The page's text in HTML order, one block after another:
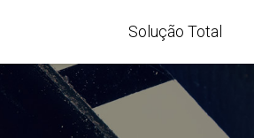
Solução Total